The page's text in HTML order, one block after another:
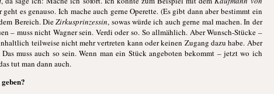
es genauso. Ich mache auch gerne Operette. (Es gibt dann aber bestimmt ein
Bereich. DieZirkusprinzessin, sowas würde ich auch gerne mal machen. In der
– muss nicht Wagner sein. Verdi oder so. So allmählich. Aber Wunsch-Stücke –
teilweise nicht mehr vertreten kann oder keinen Zugang dazu habe. Aber
muss auch so sein. Wenn man ein Stück angeboten bekommt – jetzt wo ich
tut man dann auch.